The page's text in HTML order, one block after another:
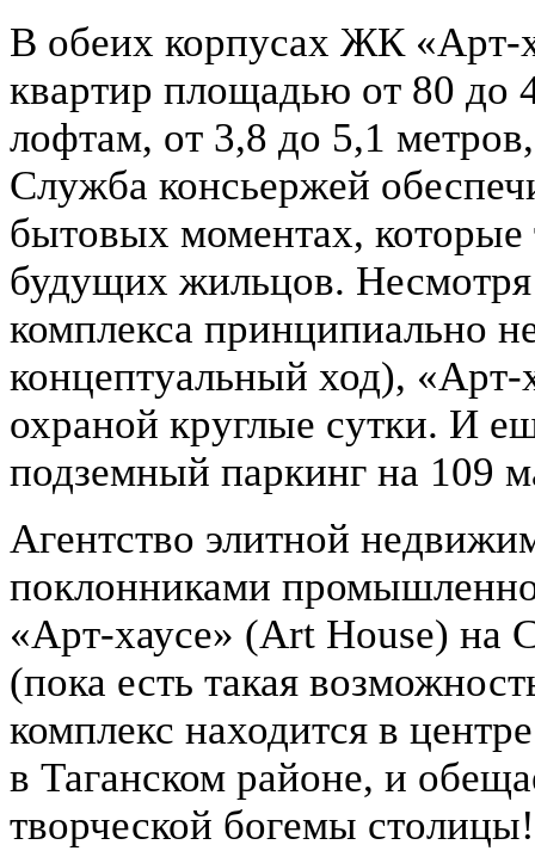
В обеих корпусах ЖК «Арт-
квартир площадью от 80 до
лофтам, от 3,8 до 5,1
Служба консьержей
бытовых моментах, которые
будущих жильцов.
комплекса принципиально
концептуальный ход),
охраной круглые сутки. И
подземный паркинг на 109
Агентство элитной
поклонниками
«Арт-хаусе» (Art House) на
(пока есть такая
комплекс находится в
в Таганском районе, и
творческой богемы столицы!